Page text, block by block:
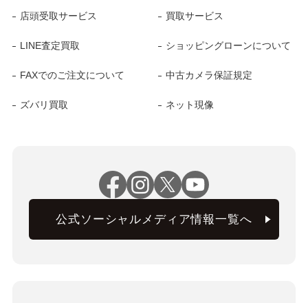
店頭受取サービス 買取サービス
LINE査定買取 ショッピングローンについて
FAXでのご注文について 中古カメラ保証規定
ズバリ買取 ネット現像
公式ソーシャルメディア情報一覧へ